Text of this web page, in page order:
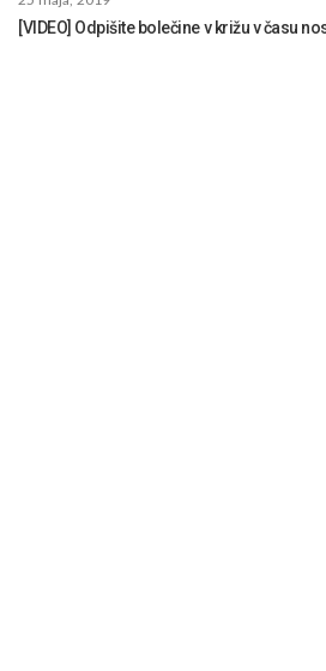
[VIDEO] Odpišite bolečine v križu v času